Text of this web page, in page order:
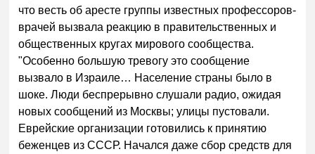
что весть об аресте группы известных профессоров-
врачей вызвала реакцию в правительственных и
общественных кругах мирового сообщества.
"Особенно большую тревогу это сообщение
вызвало в Израиле… Население страны было в
шоке. Люди беспрерывно слушали радио, ожидая
новых сообщений из Москвы; улицы пустовали.
Еврейские организации готовились к принятию
беженцев из СССР. Начался даже сбор средств для